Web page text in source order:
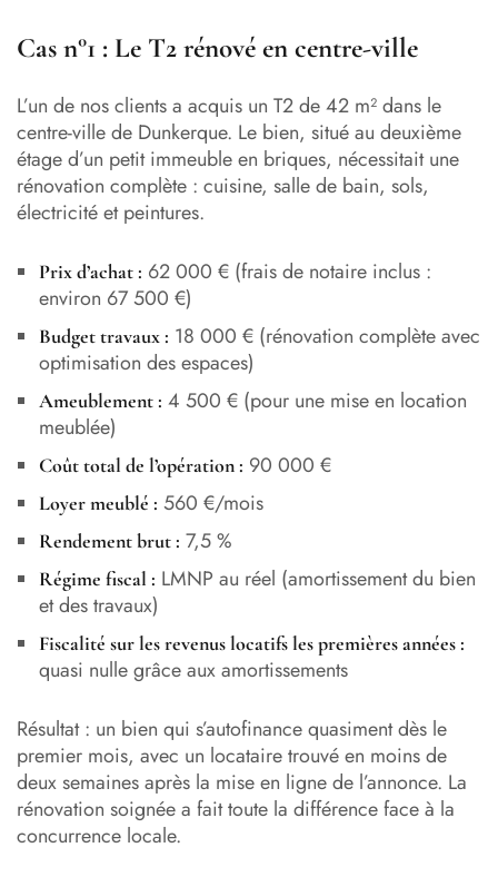
Cas n°1 : Le T2 rénové en centre-ville
L’un de nos clients a acquis un T2 de 42 m² dans le
centre-ville de Dunkerque. Le bien, situé au deuxième
étage d’un petit immeuble en briques, nécessitait une
rénovation complète : cuisine, salle de bain, sols,
électricité et peintures.
Prix d’achat : 62 000 € (frais de notaire inclus :
environ 67 500 €)
Budget travaux : 18 000 € (rénovation complète avec
optimisation des espaces)
Ameublement : 4 500 € (pour une mise en location
meublée)
Coût total de l’opération : 90 000 €
Loyer meublé : 560 €/mois
Rendement brut : 7,5 %
Régime fiscal : LMNP au réel (amortissement du bien
et des travaux)
Fiscalité sur les revenus locatifs les premières années :
quasi nulle grâce aux amortissements
Résultat : un bien qui s’autofinance quasiment dès le
premier mois, avec un locataire trouvé en moins de
deux semaines après la mise en ligne de l’annonce. La
rénovation soignée a fait toute la différence face à la
concurrence locale.